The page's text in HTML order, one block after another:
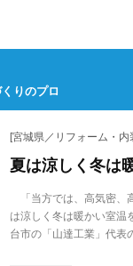
りのプロ
[宮城県／リフォーム・内
夏は涼しく冬は
「当方では、高気密、
は涼しく冬は暖かい室
台市の「山達工業」代表